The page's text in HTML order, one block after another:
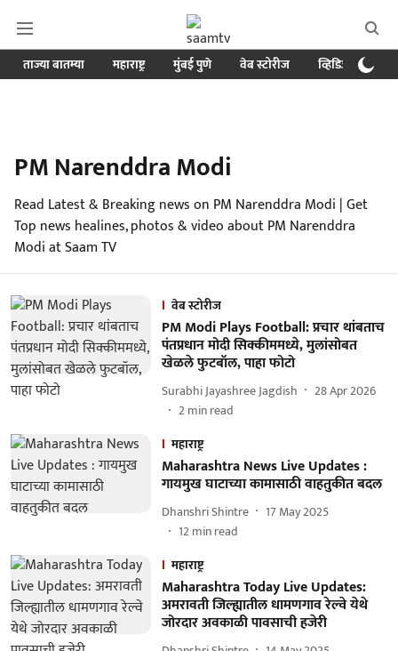
ताज्या बातम्या महाराष्ट्र मुंबई पुणे वेब स्टोरीज व्हिडिओ
PM Narenddra Modi
Read Latest & Breaking news on PM Narenddra Modi | Get
Top news healines, photos & video about PM Narenddra
Modi at Saam TV
वेब स्टोरीज
PM Modi Plays Football: प्रचार थांबताच
पंतप्रधान मोदी सिक्कीममध्ये, मुलांसोबत
खेळले फुटबॉल, पाहा फोटो
Surabhi Jayashree Jagdish
28 Apr 2026
2min read
महाराष्ट्र
Maharashtra News Live Updates :
गायमुख घाटाच्या कामासाठी वाहतुकीत बदल
Dhanshri Shintre
17 May 2025
12min read
महाराष्ट्र
Maharashtra Today Live Updates:
अमरावती जिल्ह्यातील धामणगाव रेल्वे येथे
जोरदार अवकाळी पावसाची हजेरी